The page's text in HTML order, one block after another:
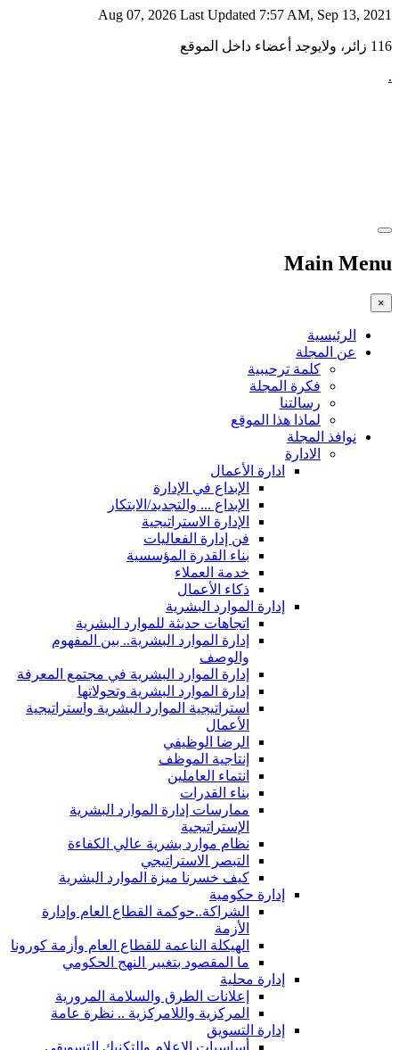
Aug 07, 2026 Last Updated 7:57 AM, Sep 13, 2021
116 زائر، ولايوجد أعضاء داخل الموقع
.
Main Menu
×
الرئيسية
عن المجلة
كلمة ترحيبية
فكرة المجلة
رسالتنا
لماذا هذا الموقع
نوافذ المجلة
الادارة
ادارة الأعمال
الإبداع في الإدارة
الإبداع ... والتجديد/الابتكار
الإدارة الاستراتيجية
فن إدارة الفعاليات
بناء القدرة المؤسسية
خدمة العملاء
ذكاء الأعمال
إدارة الموارد البشرية
اتجاهات حديثة للموارد البشرية
إدارة الموارد البشرية.. بين المفهوم
والوصف
إدارة الموارد البشرية في مجتمع المعرفة
إدارة الموارد البشرية وتحولاتها
استراتيجية الموارد البشرية واستراتيجية
الأعمال
الرضا الوظيفي
إنتاجية الموظف
انتماء العاملين
بناء القدرات
ممارسات إدارة الموارد البشرية
الإستراتيجية
نظام موارد بشرية عالي الكفاءة
التبصر الاستراتيجي
كيف خسرنا ميزة الموارد البشرية
إدارة حكومية
الشراكة..حوكمة القطاع العام وإدارة
الأزمة
الهيكلة الناعمة للقطاع العام وأزمة كورونا
ما المقصود بتغيير النهج الحكومي
إدارة محلية
إعلانات الطرق والسلامة المرورية
المركزية واللامركزية .. نظرة عامة
إدارة التسويق
أساسيات الإعلام والتكنيك التسويقي